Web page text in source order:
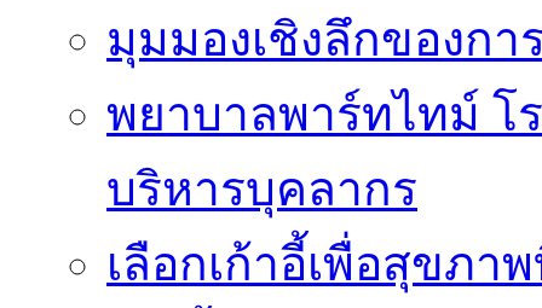
มุมมองเชิงลึกของก
พยาบาลพาร์ทไทม์ โ
บริหารบุคลากร
เลือกเก้าอี้เพื่อสุขภา